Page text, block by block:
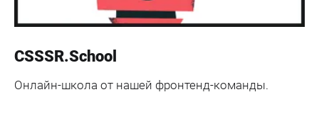
CSSSR.School
Онлайн-школа от нашей фронтенд-команды.